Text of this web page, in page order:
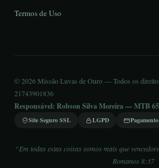
Termos de Uso
© 2026 Missão Luvas de Ouro — Todos os
21743901836
Responsável: Robson Silva Moreira — MTB
Site Seguro SSL LGPD
“Em todas estas coisas somos mais que
Romanos 8:37